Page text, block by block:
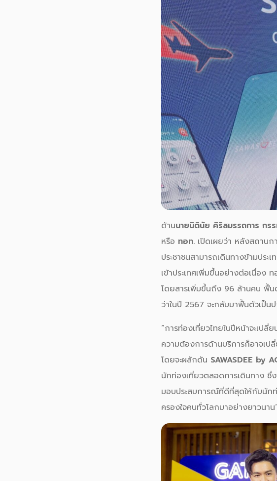
ด้านนายนิตินัย ศิริสมรรถการ กร
หรือ ทอท. เปิดเผยว่า หลังสถาน
ประชาชนสามารถเดินทางข้ามปร
เข้าประเทศเพิ่มขึ้นอย่างต่อเนื่อ
โดยสารเพิ่มขึ้นถึง 96 ล้านคน ฟื้น
ว่าในปี 2567 จะกลับมาฟื้นตัวเป็
“การท่องเที่ยวไทยในปีหน้าจะเป
ความต้องการด้านบริการก็อาจเป
โดยจะผลักดัน SAWASDEE by
นักท่องเที่ยวตลอดการเดินทาง ซึ่
มอบประสบการณ์ที่ดีที่สุดให้กับนัก
ครองใจคนทั่วโลกมาอย่างยาวนา